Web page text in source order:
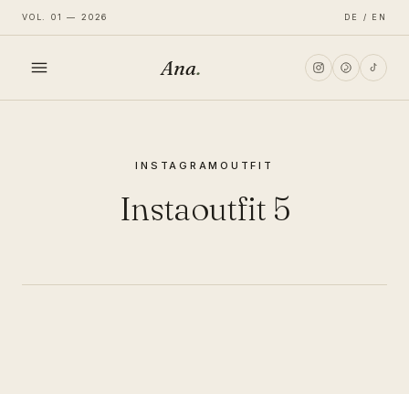
VOL. 01 — 2026 DE / EN
Ana.
INSTAGRAMOUTFIT
Instaoutfit 5